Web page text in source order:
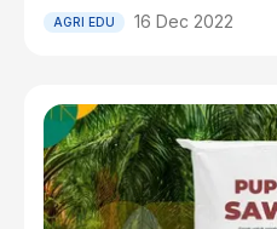
AGRI EDU 16 Dec 2022